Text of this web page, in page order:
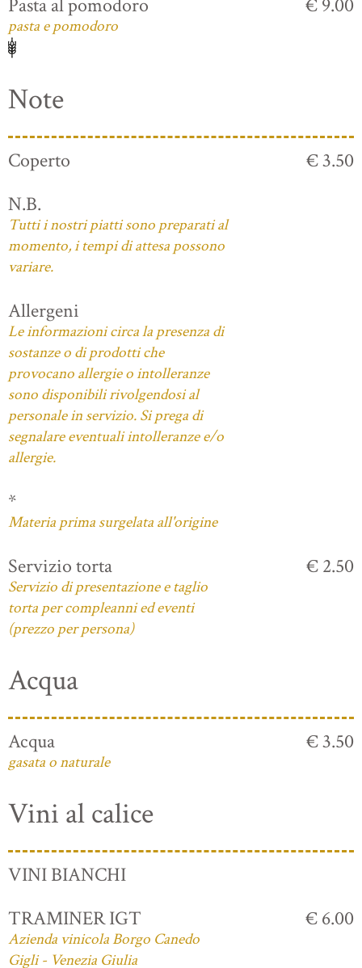
Pasta al pomodoro
pasta e pomodoro
€ 9.00
Note
Coperto
€ 3.50
N.B.
Tutti i nostri piatti sono preparati al
momento, i tempi di attesa possono
variare.
Allergeni
Le informazioni circa la presenza di
sostanze o di prodotti che
provocano allergie o intolleranze
sono disponibili rivolgendosi al
personale in servizio. Si prega di
segnalare eventuali intolleranze e/o
allergie.
*
Materia prima surgelata all'origine
Servizio torta
Servizio di presentazione e taglio
torta per compleanni ed eventi
(prezzo per persona)
€ 2.50
Acqua
Acqua
gasata o naturale
€ 3.50
Vini al calice
VINI BIANCHI
TRAMINER IGT
Azienda vinicola Borgo Canedo
Gigli - Venezia Giulia
€ 6.00